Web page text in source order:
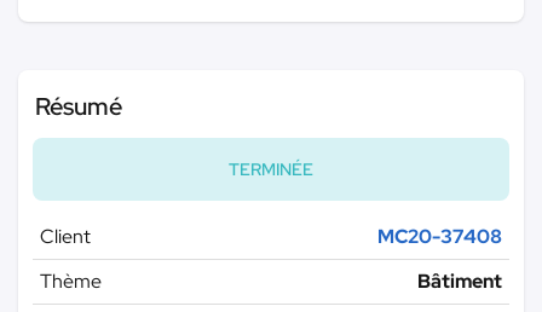
Résumé
TERMINÉE
Client
MC20-37408
Thème
Bâtiment